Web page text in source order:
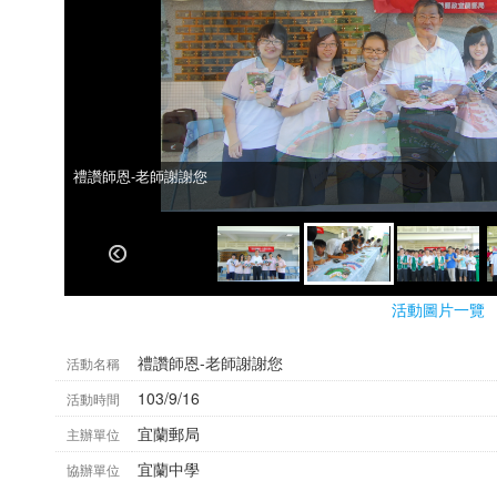
禮讚師恩-老師謝謝您
禮讚師恩-老師謝謝您
活動圖片一覽
活動名稱 禮讚師恩-老師謝謝您
活動時間 103/9/16
主辦單位 宜蘭郵局
協辦單位 宜蘭中學